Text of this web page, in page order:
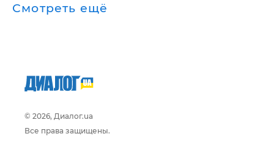
Смотреть ещё
© 2026, Диалог.ua
Все права защищены.